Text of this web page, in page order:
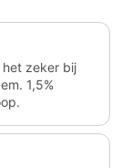
zeker bij
1,5%